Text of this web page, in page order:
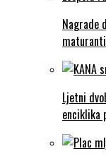
Nagrade
Ljetni
enciklika